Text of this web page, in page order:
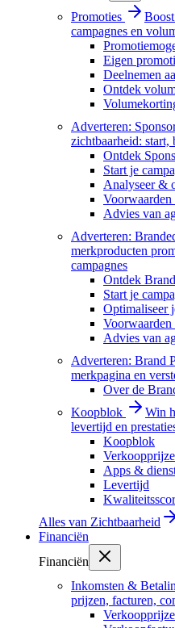
Promoties
campagnes en
Eigen
Deelnemen
Ontdek
Adverteren:
zichtbaarheid: start,
Ontdek
Start je
Analyseer &
Advies van
Adverteren:
merkproducten
campagnes
Ontdek
Start je
Optimaliseer
Advies van
Adverteren: Brand
merkpagina en
Over de
Koopblok
Win
levertijd en
Koopblok
Apps &
Levertijd
Alles van Zichtbaarheid
Financiën
Financiën
Inkomsten &
prijzen, facturen,